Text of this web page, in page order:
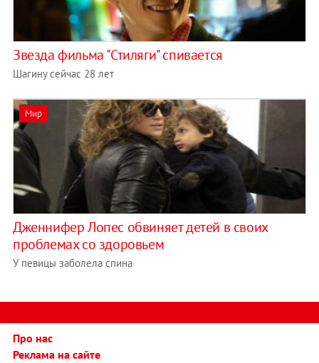
Звезда фильма "Стиляги" спивается
Шагину сейчас 28 лет
Мир
Дженнифер Лопес обвиняет детей в своих
проблемах со здоровьем
У певицы заболела спина
Про нас
Реклама на сайте